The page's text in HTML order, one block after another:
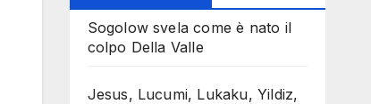
Sogolow svela come è nato il
colpo Della Valle
Jesus, Lucumi, Lukaku, Yildiz,